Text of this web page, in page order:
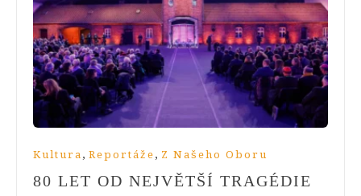
Kultura , Reportáže , Z Našeho Oboru
80 LET OD NEJVĚTŠÍ TRAGÉDIE